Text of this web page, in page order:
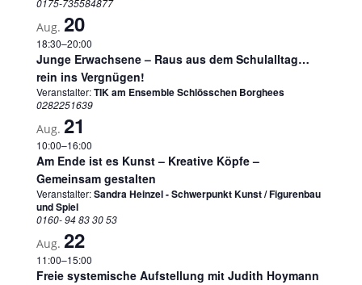
Aug. 20
18:30–20:00
Junge Erwachsene – Raus aus dem Schulalltag…
rein ins Vergnügen!
Veranstalter:TIK am Ensemble Schlösschen Borghees
0282251639
Aug. 21
10:00–16:00
Am Ende ist es Kunst – Kreative Köpfe –
Gemeinsam gestalten
Veranstalter:Sandra Heinzel - Schwerpunkt Kunst / Figurenbau
und Spiel
0160- 94 83 30 53
Aug. 22
11:00–15:00
Freie systemische Aufstellung mit Judith Hoymann